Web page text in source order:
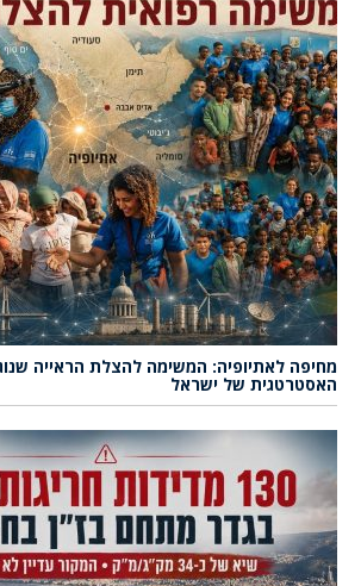
מחיפה לאתיופיה: המשימה להצלת הראייה
האסטרטגית של ישראל